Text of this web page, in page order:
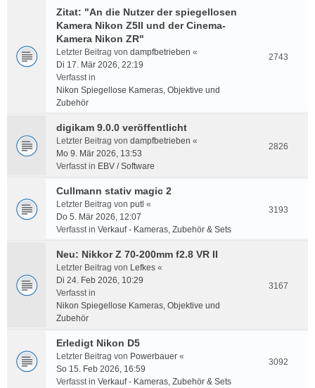
Zitat: "An die Nutzer der spiegellosen
Kamera Nikon Z5II und der Cinema-
Kamera Nikon ZR"
Letzter Beitrag von dampfbetrieben «
Di 17. Mär 2026, 22:19
Verfasst in
Nikon Spiegellose Kameras, Objektive und
Zubehör
2743
digikam 9.0.0 veröffentlicht
Letzter Beitrag von dampfbetrieben «
Mo 9. Mär 2026, 13:53
Verfasst in EBV / Software
2826
Cullmann stativ magic 2
Letzter Beitrag von putl «
Do 5. Mär 2026, 12:07
Verfasst in Verkauf - Kameras, Zubehör & Sets
3193
Neu: Nikkor Z 70-200mm f2.8 VR II
Letzter Beitrag von Lefkes «
Di 24. Feb 2026, 10:29
Verfasst in
Nikon Spiegellose Kameras, Objektive und
Zubehör
3167
Erledigt Nikon D5
Letzter Beitrag von Powerbauer «
So 15. Feb 2026, 16:59
Verfasst in Verkauf - Kameras, Zubehör & Sets
3092